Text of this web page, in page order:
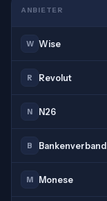
ANBIETER
W Wise
R Revolut
N N26
B Bankenverband
M Monese